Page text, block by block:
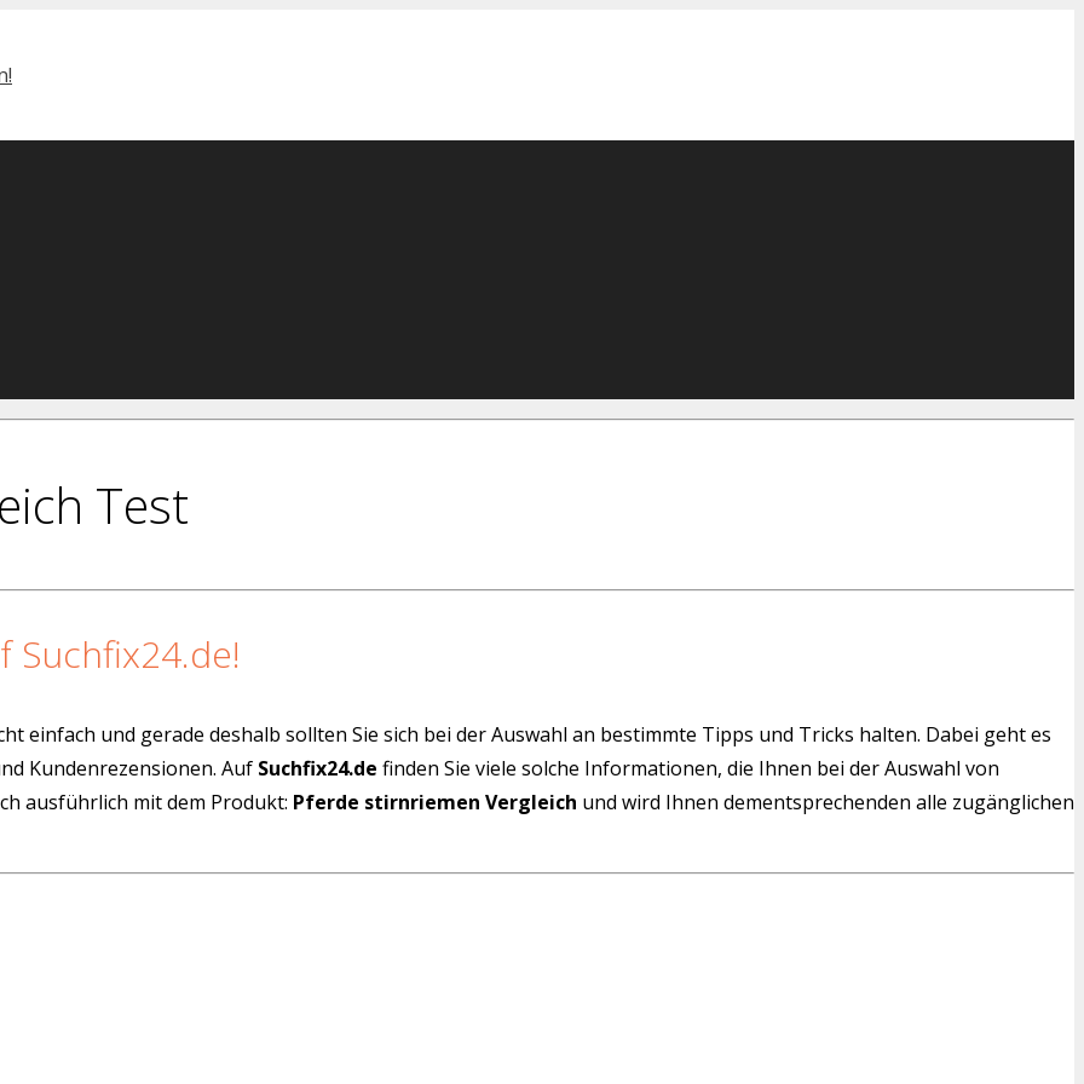
Test
Suchfix24.de!
einfach und gerade deshalb sollten Sie sich bei der Auswahl an bestimmte Tipps und Tricks halten. Dabei geht es
Kundenrezensionen. Auf Suchfix24.de finden Sie viele solche Informationen, die Ihnen bei der Auswahl von
ausführlich mit dem Produkt: Pferde stirnriemen Vergleich und wird Ihnen dementsprechenden alle zugänglichen